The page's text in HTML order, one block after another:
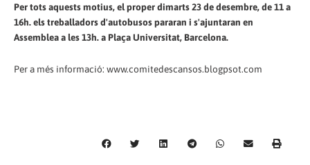
Per tots aquests motius, el proper dimarts 23 de desembre, de 11 a
16h. els treballadors d'autobusos pararan i s'ajuntaran en
Assemblea a les 13h. a Plaça Universitat, Barcelona.
Per a més informació: www.comitedescansos.blogpsot.com